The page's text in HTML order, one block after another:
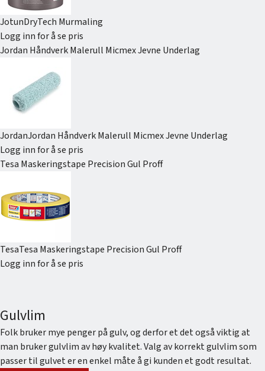
JotunDryTech Murmaling
Logg inn for å se pris
Jordan Håndverk Malerull Micmex Jevne Underlag
JordanJordan Håndverk Malerull Micmex Jevne Underlag
Logg inn for å se pris
Tesa Maskeringstape Precision Gul Proff
TesaTesa Maskeringstape Precision Gul Proff
Logg inn for å se pris
Gulvlim
Folk bruker mye penger på gulv, og derfor et det også viktig at
man bruker gulvlim av høy kvalitet. Valg av korrekt gulvlim som
passer til gulvet er en enkel måte å gi kunden et godt resultat.